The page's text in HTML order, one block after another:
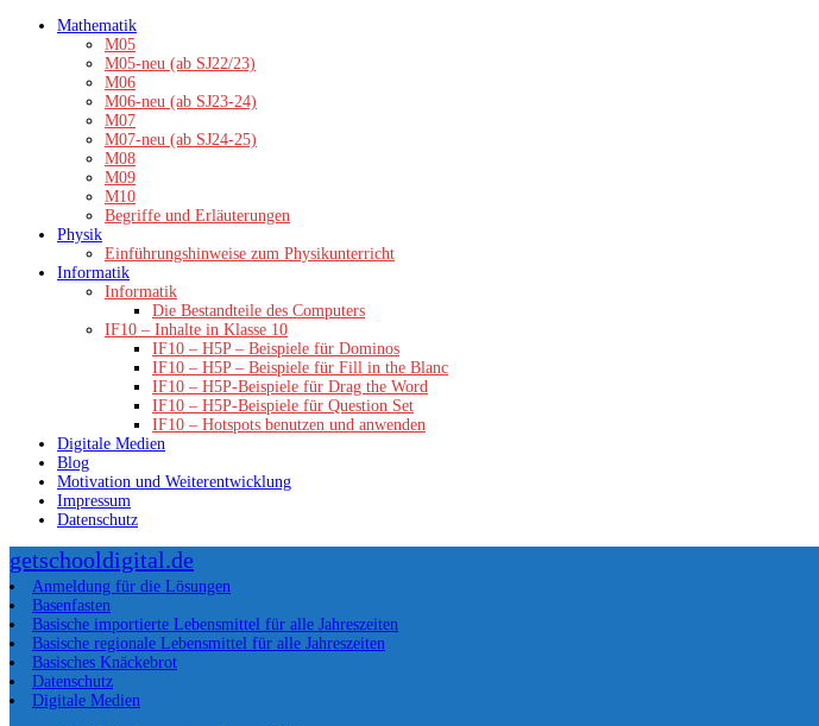
Zum
Mathematik
M05
M05-neu (ab SJ22/23)
M06
M06-neu (ab SJ23-24)
M07
M07-neu (ab SJ24-25)
M08
M09
M10
Begriffe und Erläuterungen
Physik
Einführungshinweise zum Physikunterricht
Informatik
Informatik
Die Bestandteile des Computers
IF10 – Inhalte in Klasse 10
IF10 – H5P – Beispiele für Dominos
IF10 – H5P – Beispiele für Fill in the Blanc
IF10 – H5P-Beispiele für Drag the Word
IF10 – H5P-Beispiele für Question Set
IF10 – Hotspots benutzen und anwenden
Digitale Medien
Blog
Motivation und Weiterentwicklung
Impressum
Datenschutz
getschooldigital.de
Anmeldung für die Lösungen
Basenfasten
Basische importierte Lebensmittel für alle Jahreszeiten
Basische regionale Lebensmittel für alle Jahreszeiten
Basisches Knäckebrot
Datenschutz
Digitale Medien